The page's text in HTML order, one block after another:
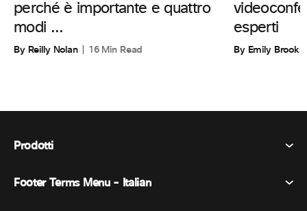
perché è importante e quattro
modi ...
By Reilly Nolan 16 Min Read
esperti
By Emily Brooks
Prodotti
Webex Suite
Footer Terms Menu - Italian